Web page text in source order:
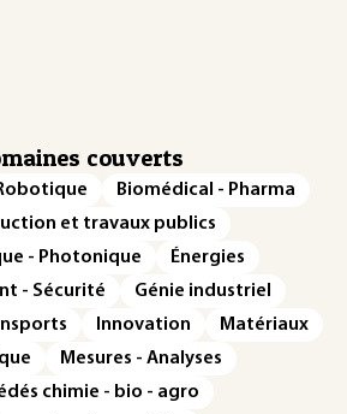
couverts
Biomédical - Pharma
et travaux publics
- Photonique
Énergies
- Sécurité
Génie industriel
Innovation
Matériaux
Mesures - Analyses
chimie - bio - agro